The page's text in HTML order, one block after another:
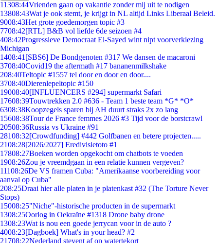
11308:44Vrienden gaan op vakantie zonder mij uit te nodigen
13808:43Wat je ook stemt, je krijgt in NL altijd Links Liberaal Beleid.
9008:43Het grote goedemorgen topic #3
7708:42[RTL] B&B vol liefde 6de seizoen #4
408:42Progressieve Democraat El-Sayed wint nipt voorverkiezing
Michigan
1408:41 [SBS6] De Bondgenoten #317 We dansen de macaroni
3708:40Covid19 the aftermath #17 bananenmilkshake
208:40Teltopic #1557 tel door en door en door....
3708:40Dierenlepeltopic #150
19008:40[INFLUENCERS #294] supermarkt Safari
17608:39Touwtrekken 2.0 #636 - Team 1 beste team *G* *O*
6308:38Koopzegels sparen bij AH duurt straks 2x zo lang
15608:38Tour de France femmes 2026 #3 Tijd voor de borstcrawl
20508:36Russia vs Ukraine #91
28108:32[Crowdfunding] #442 Golfbanen en betere projecten.....
2108:28[2026/2027] Eredivisietoto #1
17808:27Boeken worden opgekocht om chatbots te voeden
1908:26Zou je vreemdgaan in een relatie kunnen vergeven?
11108:26De VS framen Cuba: "Amerikaanse voorbereiding voor
aanval op Cuba"
208:25Draai hier alle platen in je platenkast #32 (The Torture Never
Stops)
15008:25"Niche"-historische producten in de supermarkt
1308:25Oorlog in Oekraïne #1318 Drone baby drone
1308:23Wat is nou een goede jerrycan voor in de auto ?
4008:23[Dagboek] What's in your head? #2
21708:22Nederland stevent af op watertekort